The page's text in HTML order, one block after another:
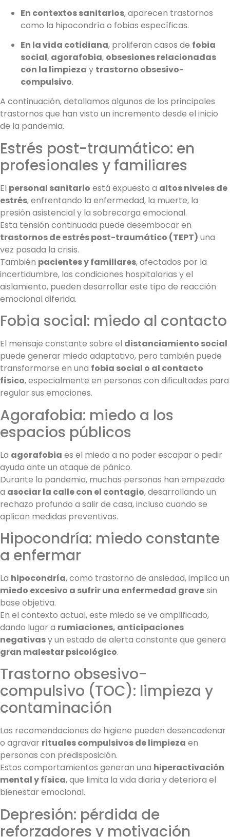
En contextos sanitarios, aparecen trastornos
como la hipocondría o fobias específicas.
En la vida cotidiana, proliferan casos de fobia
social, agorafobia, obsesiones relacionadas
con la limpieza y trastorno obsesivo-
compulsivo.
A continuación, detallamos algunos de los principales
trastornos que han visto un incremento desde el inicio
de la pandemia.
Estrés post-traumático: en
profesionales y familiares
El personal sanitario está expuesto a altos niveles de
estrés, enfrentando la enfermedad, la muerte, la
presión asistencial y la sobrecarga emocional.
Esta tensión continuada puede desembocar en
trastornos de estrés post-traumático (TEPT) una
vez pasada la crisis.
También pacientes y familiares, afectados por la
incertidumbre, las condiciones hospitalarias y el
aislamiento, pueden desarrollar este tipo de reacción
emocional diferida.
Fobia social: miedo al contacto
El mensaje constante sobre el distanciamiento social
puede generar miedo adaptativo, pero también puede
transformarse en una fobia social o al contacto
físico, especialmente en personas con dificultades para
regular sus emociones.
Agorafobia: miedo a los
espacios públicos
La agorafobia es el miedo a no poder escapar o pedir
ayuda ante un ataque de pánico.
Durante la pandemia, muchas personas han empezado
a asociar la calle con el contagio, desarrollando un
rechazo profundo a salir de casa, incluso cuando se
aplican medidas preventivas.
Hipocondría: miedo constante
a enfermar
La hipocondría, como trastorno de ansiedad, implica un
miedo excesivo a sufrir una enfermedad gravesin
base objetiva.
En el contexto actual, este miedo se ve amplificado,
dando lugar a rumiaciones, anticipaciones
negativasy un estado de alerta constante que genera
gran malestar psicológico.
Trastorno obsesivo-
compulsivo (TOC): limpieza y
contaminación
Las recomendaciones de higiene pueden desencadenar
o agravar rituales compulsivos de limpieza en
personas con predisposición.
Estos comportamientos generan una hiperactivación
mental y física, que limita la vida diaria y deteriora el
bienestar emocional.
Depresión: pérdida de
reforzadores y motivación